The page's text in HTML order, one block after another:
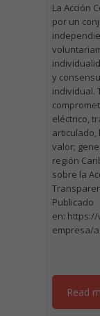
La Acción
por un
y
individual.
eléctrico,
articulado,
valor;
región
sobre la
Publicado
en: https://
empresa/
Read